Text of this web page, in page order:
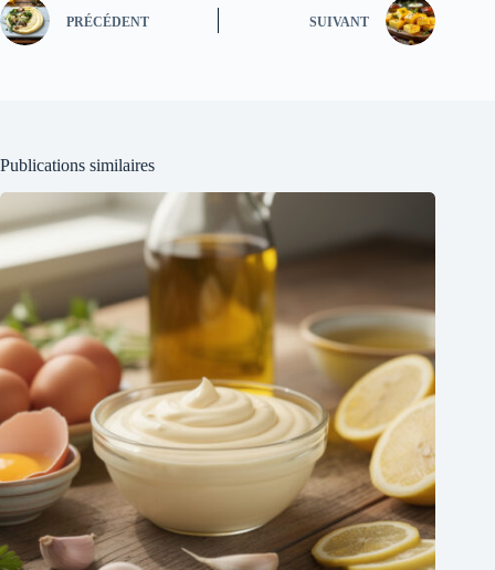
PRÉCÉDENT SUIVANT
Publications similaires